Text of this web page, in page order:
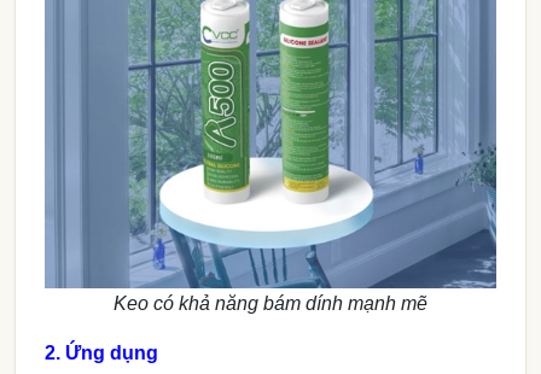
Keo có khả năng bám dính mạnh mẽ
2. Ứng dụng